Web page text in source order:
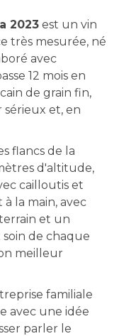
2023 est un vin
très mesurée, né
avec
12 mois en
de grain fin,
et, en
flancs de la
d'altitude,
cailloutis et
la main, avec
et un
de chaque
meilleur
familiale
avec une idée
parler le